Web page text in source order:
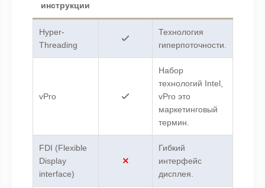
инструкции
Hyper-
Threading
Технология
гиперпоточности.
vPro
Набор
технологий Intel,
vPro это
маркетинговый
термин.
FDI (Flexible
Display
interface)
Гибкий
интерфейс
дисплея.